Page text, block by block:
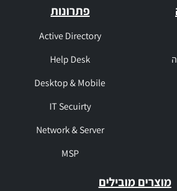
מוצרים מובילים
פתרונות
Active Directory
Help Desk
Desktop & Mobile
IT Secuirty
Network & Server
MSP